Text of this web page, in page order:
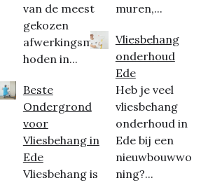
van de meest
gekozen
afwerkingsmet
hoden in...
Beste
Ondergrond
voor
Vliesbehang in
Ede
Vliesbehang is
muren,...
Vliesbehang
onderhoud
Ede
Heb je veel
vliesbehang
onderhoud in
Ede bij een
nieuwbouwwo
ning?...